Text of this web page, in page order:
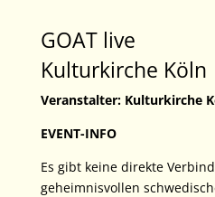
GOAT live
Kulturkirche Köln
Veranstalter: Kulturkirche
EVENT-INFO
Es gibt keine direkte
geheimnisvollen